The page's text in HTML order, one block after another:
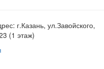
г.Казань, ул.Завойского,
(1 этаж)